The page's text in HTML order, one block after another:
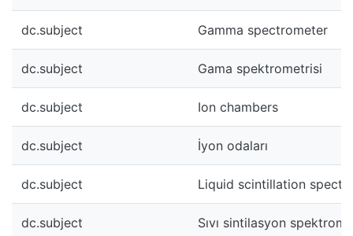
dc.subject Gamma spectrometer
dc.subject Gama spektrometrisi
dc.subject Ion chambers
dc.subject İyon odaları
dc.subject Liquid scintillation
dc.subject Sıvı sintilasyon